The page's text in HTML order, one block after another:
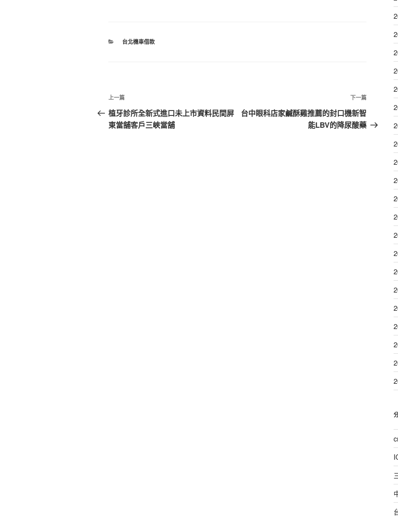
分
台北機車借款
文
章
導
上
一
篇
上一篇
植牙診所全新式進口未上市資料民間屏
東當舖客戶三峽當舖
下
篇
下一篇
台中眼科店家鹹酥雞推薦的封口機新智
能LBV的降尿酸藥